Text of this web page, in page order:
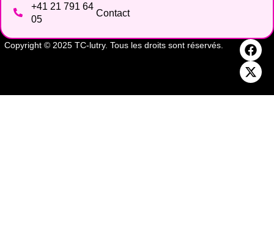
+41 21 791 64
05
Contact
Copyright © 2025 TC-lutry. Tous les droits sont réservés.